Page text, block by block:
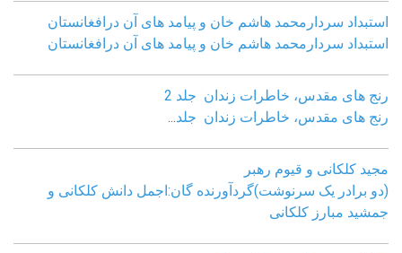
استبداد سردارمحمد هاشم خان و پیامد های آن درافغانستان
استبداد سردارمحمد هاشم خان و پیامد های آن درافغانستان
رنج های مقدس، خاطرات زندان جلد 2
رنج های مقدس، خاطرات زندان جلد
مجید کلکانی و قیوم رهبر
(دو برادر یک سرنوشت)گردآورنده گان:اجمل دانش کلکانی و
جمشید مبارز کلکانی